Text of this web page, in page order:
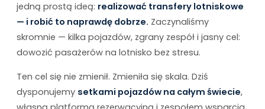
jedną prostą ideą: realizować transfery lotniskowe
— i robić to naprawdę dobrze. Zaczynaliśmy
skromnie — kilka pojazdów, zgrany zespół i jasny cel:
dowozić pasażerów na lotnisko bez stresu.
Ten cel się nie zmienił. Zmieniła się skala. Dziś
dysponujemy setkami pojazdów na całym świecie,